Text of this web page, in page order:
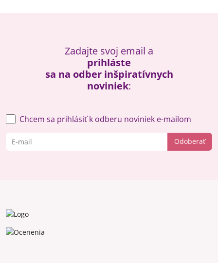
Zadajte svoj email a
prihláste
sa na odber inšpiratívnych
noviniek:
Odoberať
Chcem sa prihlásiť k odberu noviniek e-mailom